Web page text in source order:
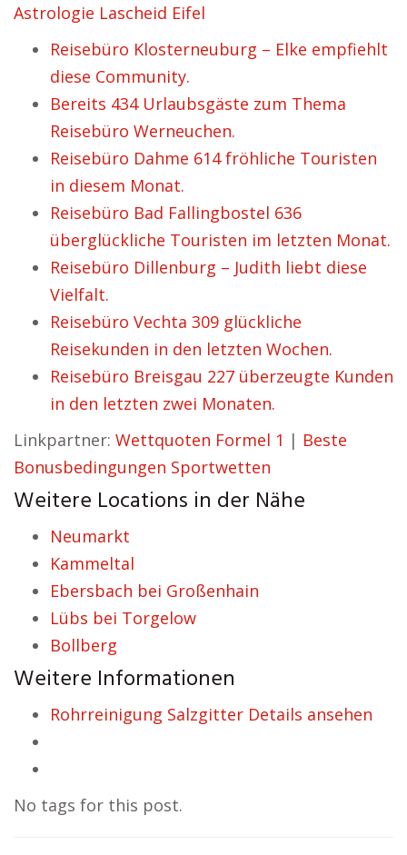
Astrologie Lascheid Eifel
Reisebüro Klosterneuburg – Elke empfiehlt
diese Community.
Bereits 434 Urlaubsgäste zum Thema
Reisebüro Werneuchen.
Reisebüro Dahme 614 fröhliche Touristen
in diesem Monat.
Reisebüro Bad Fallingbostel 636
überglückliche Touristen im letzten Monat.
Reisebüro Dillenburg – Judith liebt diese
Vielfalt.
Reisebüro Vechta 309 glückliche
Reisekunden in den letzten Wochen.
Reisebüro Breisgau 227 überzeugte Kunden
in den letzten zwei Monaten.
Linkpartner: Wettquoten Formel 1 | Beste
Bonusbedingungen Sportwetten
Weitere Locations in der Nähe
Neumarkt
Kammeltal
Ebersbach bei Großenhain
Lübs bei Torgelow
Bollberg
Weitere Informationen
Rohrreinigung Salzgitter Details ansehen
No tags for this post.